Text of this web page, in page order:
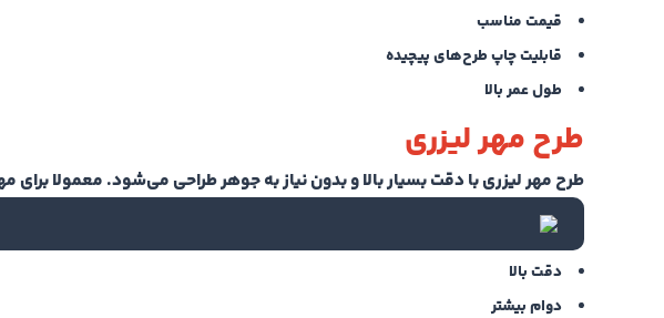
قیمت مناسب
قابلیت چاپ طرح‌های پیچیده
طول عمر بالا
طرح مهر لیزری
طرح مهر لیزری با دقت بسیار بالا و بدون نیاز به جوهر طراحی می‌شود. معمولا
دقت بالا
دوام بیشتر